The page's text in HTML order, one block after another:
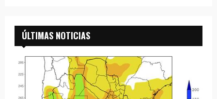
ÚLTIMAS NOTICIAS